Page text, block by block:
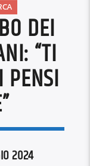
DEI
“TI
PENSI
2024